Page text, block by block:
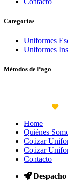
Contacto
Categorías
Uniformes
Uniformes
Métodos de Pago
Home
Quiénes
Cotizar
Cotizar
Contacto
Despacho